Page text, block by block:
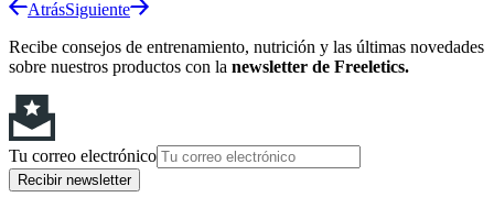
AtrásSiguiente
Recibe consejos de entrenamiento, nutrición y las últimas novedades
sobre nuestros productos con la newsletter de Freeletics.
Tu correo electrónico
Recibir newsletter